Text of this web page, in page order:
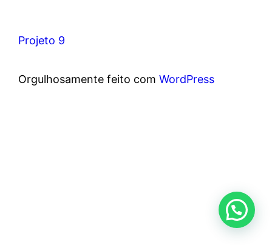
Projeto 9
Orgulhosamente feito comWordPress